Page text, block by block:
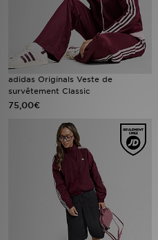
adidas Originals Veste de
survêtement Classic
75,00€
Football
Sports
PROMOS
Suivre Ma Commande
Service client
Nos Magasins